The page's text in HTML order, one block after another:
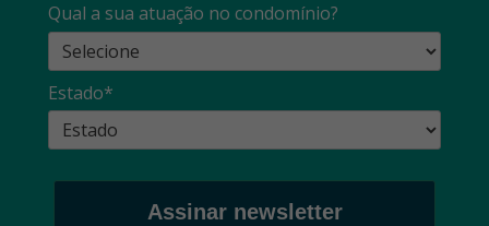
Qual a sua atuação no condomínio?
Estado*
Assinar newsletter